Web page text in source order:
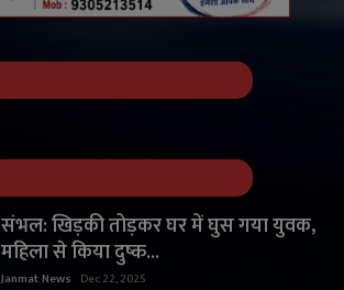
संभल: खिड़की तोड़कर घर में घुस गया युवक,
महिला से किया दुष्क...
Janmat News Dec 22, 2025